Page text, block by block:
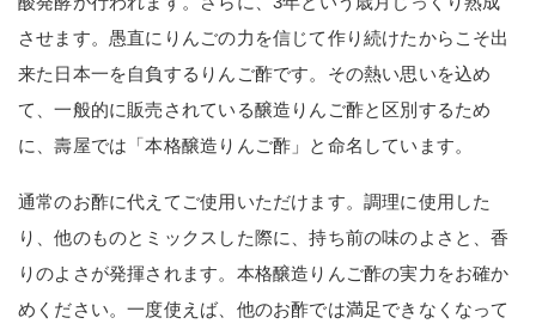
させます。愚直にりんごの力を信じて作り続けたからこそ出
来た日本一を自負するりんご酢です。その熱い思いを込め
て、一般的に販売されている醸造りんご酢と区別するため
に、壽屋では「本格醸造りんご酢」と命名しています。
通常のお酢に代えてご使用いただけます。調理に使用した
り、他のものとミックスした際に、持ち前の味のよさと、香
りのよさが発揮されます。本格醸造りんご酢の実力をお確か
めください。一度使えば、他のお酢では満足できなくなって